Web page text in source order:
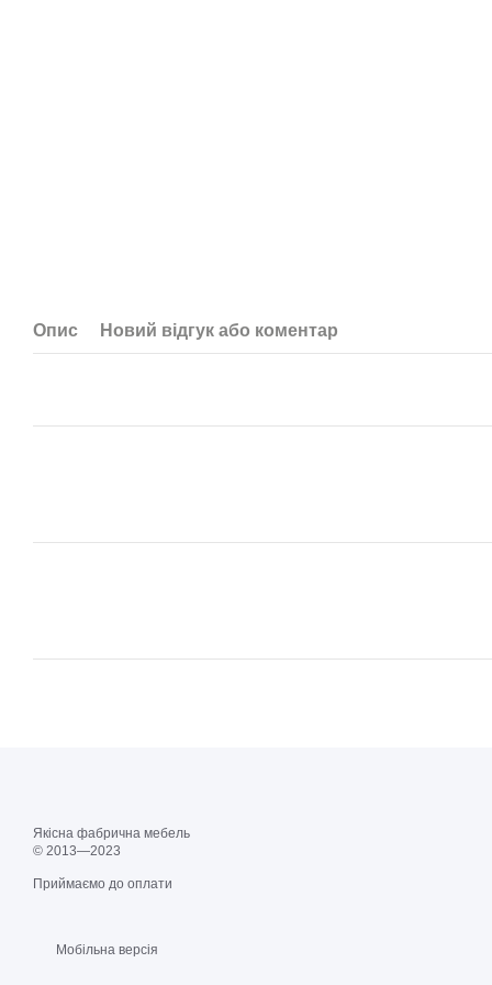
Опис Новий відгук або коментар
Якісна фабрична мебель
© 2013—2023
Приймаємо до оплати
Мобільна версія